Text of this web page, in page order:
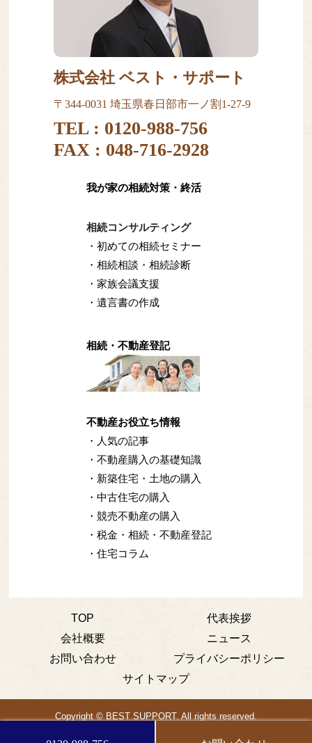
株式会社 ベスト・サポート
〒344-0031 埼玉県春日部市一ノ割1-27-9
TEL : 0120-988-756
FAX : 048-716-2928
我が家の相続対策・終活
相続コンサルティング
・初めての相続セミナー
・相続相談・相続診断
・家族会議支援
・遺言書の作成
相続・不動産登記
不動産お役立ち情報
・人気の記事
・不動産購入の基礎知識
・新築住宅・土地の購入
・中古住宅の購入
・競売不動産の購入
・税金・相続・不動産登記
・住宅コラム
TOP
代表挨拶
会社概要
ニュース
お問い合わせ
プライバシーポリシー
サイトマップ
Copyright © BEST SUPPORT. All rights reserved.